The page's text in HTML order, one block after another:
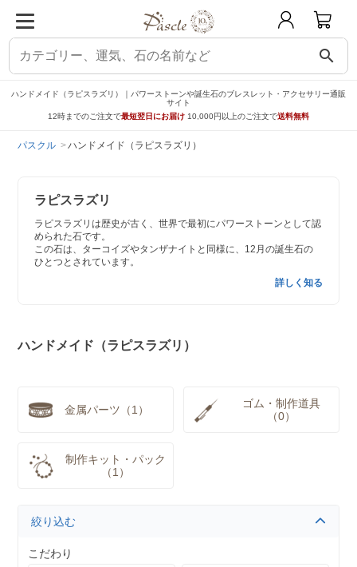
search
ハンドメイド（ラピスラズリ）｜パワーストーンや誕生石のブレスレット・アクセサリー通販
サイト
12時までのご注文で最短翌日にお届け 10,000円以上のご注文で送料無料
パスクル ハンドメイド（ラピスラズリ）
ラピスラズリ
ラピスラズリは歴史が古く、世界で最初にパワーストーンとして認
められた石です。
この石は、ターコイズやタンザナイトと同様に、12月の誕生石の
ひとつとされています。
詳しく知る
ハンドメイド（ラピスラズリ）
金属パーツ（1）
ゴム・制作道具
（0）
制作キット・パック
（1）
絞り込む
こだわり